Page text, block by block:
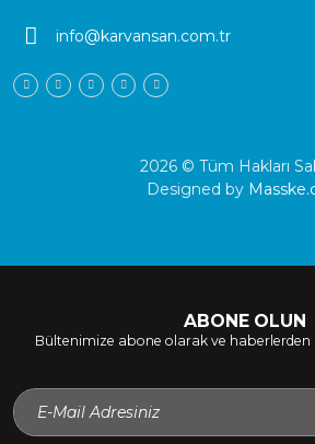
info@karvansan.com.tr
2026 © Tüm Hakları
Designed by
ABONE OLUN
Bültenimize abone olarak ve haberlerden